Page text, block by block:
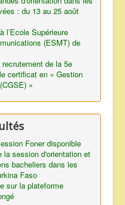
: du 13 au 25 août
l’Ecole Supérieure
(ESMT) de
de la 5e
certificat en « Gestion
»
Foner disponible
la session d'orientation et
bacheliers dans les
Faso
sur la plateforme